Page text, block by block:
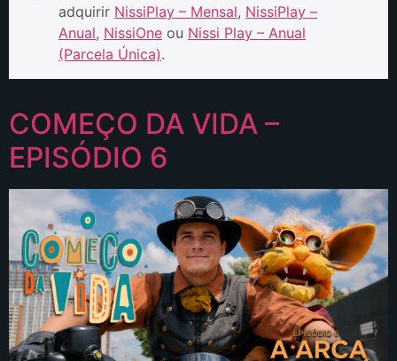
adquirir NissiPlay – Mensal, NissiPlay –
Anual, NissiOne ou Nissi Play – Anual
(Parcela Única).
COMEÇO DA VIDA –
EPISÓDIO 6